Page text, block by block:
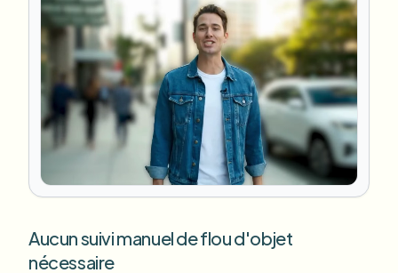
Aucun suivi manuel de flou d'objet
nécessaire